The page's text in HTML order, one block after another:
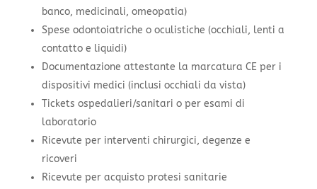
banco, medicinali, omeopatia)
Spese odontoiatriche o oculistiche (occhiali, lenti a
contatto e liquidi)
Documentazione attestante la marcatura CE per i
dispositivi medici (inclusi occhiali da vista)
Tickets ospedalieri/sanitari o per esami di
laboratorio
Ricevute per interventi chirurgici, degenze e
ricoveri
Ricevute per acquisto protesi sanitarie